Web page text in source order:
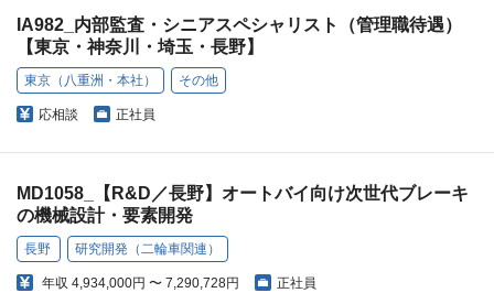
IA982_内部監査・シニアスペシャリスト（管理職待遇）
【東京・神奈川・埼玉・長野】
東京（八重洲・本社） その他
応相談 正社員
MD1058_【R&D／長野】オートバイ向け次世代ブレーキ
の機械設計・要素開発
長野 研究開発（二輪車関連）
年収 4,934,000円 〜 7,290,728円 正社員